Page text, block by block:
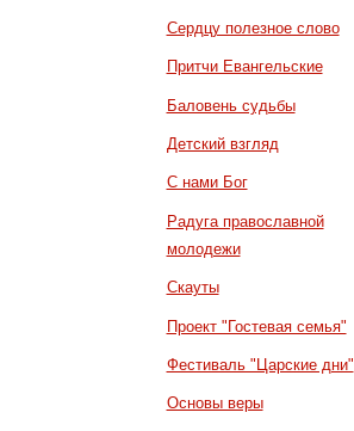
Сердцу полезное слово
Притчи Евангельские
Баловень судьбы
Детский взгляд
С нами Бог
Радуга православной
молодежи
Скауты
Проект "Гостевая семья"
Фестиваль "Царские дни"
Основы веры